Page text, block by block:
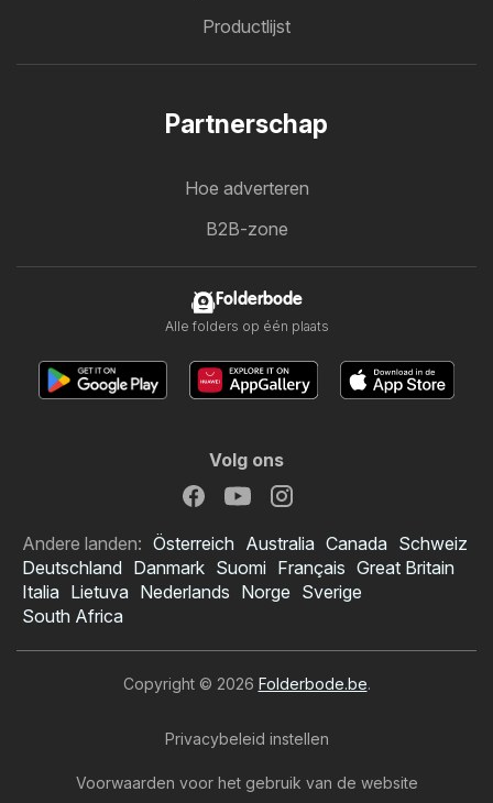
Productlijst
Partnerschap
Hoe adverteren
B2B-zone
Folderbode
Alle folders op één plaats
Volg ons
Andere landen: Österreich Australia Canada Schweiz
Deutschland Danmark Suomi Français Great Britain
Italia Lietuva Nederlands Norge Sverige
South Africa
Copyright © 2026 Folderbode.be.
Privacybeleid instellen
Voorwaarden voor het gebruik van de website